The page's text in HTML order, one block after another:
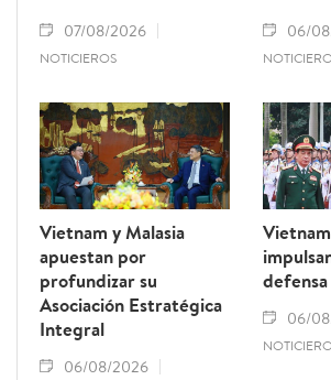
07/08/2026
NOTICIEROS
06/
Vietnam y Malasia
apuestan por
profundizar su
Asociación Estratégica
Integral
06/08/2026
defensa
06/